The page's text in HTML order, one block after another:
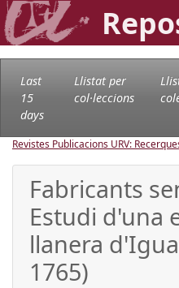
Last
15
days
Llistat per
col·leccions
Revistes Publicacions URV:
Fabricants
Estudi d'una
llanera
1765)